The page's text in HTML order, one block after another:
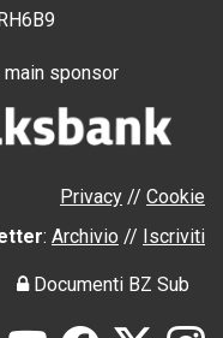
main sponsor
Privacy // Cookie
: Archivio // Iscriviti
Documenti BZ Sub
YouTubeFacebook